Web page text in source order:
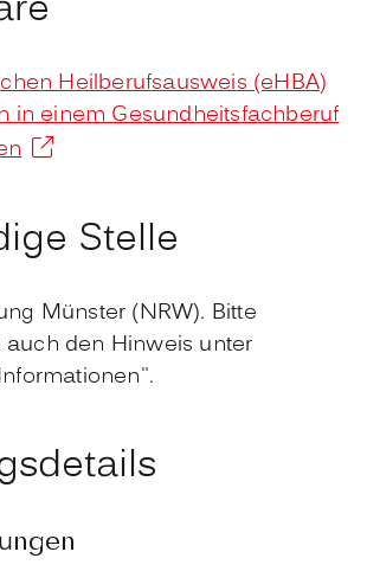
Heilberufsausweis (eHBA)
in einem Gesundheitsfachberuf
Stelle
Münster (NRW). Bitte
den Hinweis unter